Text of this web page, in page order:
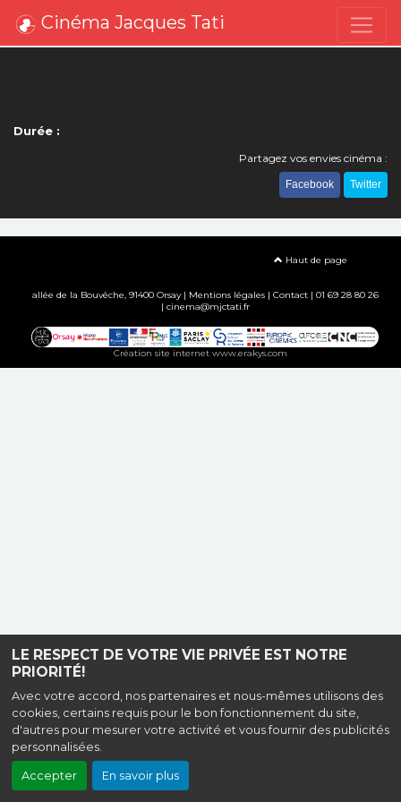
LE RESPECT DE VOTRE VIE PRIVÉE EST NOTRE
PRIORITÉ!
Avec votre accord, nos partenaires et nous-mêmes utilisons des
cookies, certains requis pour le bon fonctionnement du site,
d'autres pour mesurer votre activité et vous fournir des publicités
personnalisées.
Accepter En savoir plus
Cinéma Jacques Tati
Durée :
Partagez vos envies cinéma :
Facebook Twitter
Haut de page
allée de la Bouvêche, 91400 Orsay | Mentions légales| Contact| 01 69 28 80 26
| cinema@mjctati.fr
Création site internet www.erakys.com